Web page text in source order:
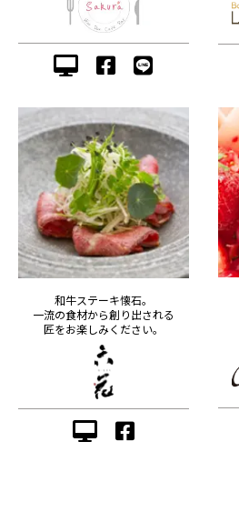
和牛ステーキ懐石。
一流の食材から創り出される
匠をお楽しみください。